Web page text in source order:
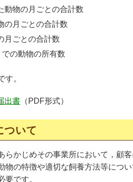
動物の月ごとの合計数
の月ごとの合計数
月ごとの合計数
の動物の所有数
す。
出書 （PDF形式）
ついて
らかじめその事業所において，顧
物の特徴や適切な飼養方法等につ
要です。